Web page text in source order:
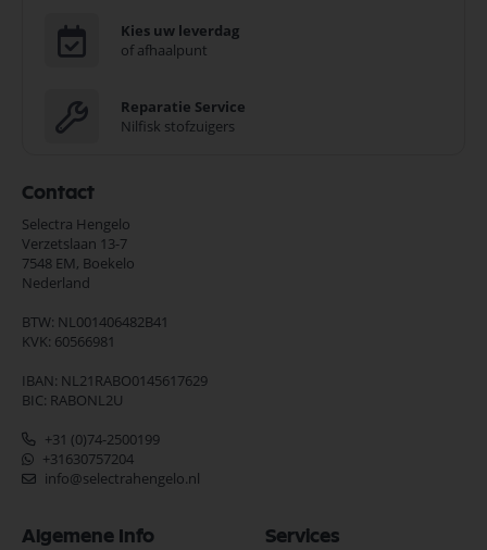
Kies uw leverdag
of afhaalpunt
Reparatie Service
Nilfisk stofzuigers
Contact
Selectra Hengelo
Verzetslaan 13-7
7548 EM, Boekelo
Nederland
BTW: NL001406482B41
KVK: 60566981
IBAN: NL21RABO0145617629
BIC: RABONL2U
+31 (0)74-2500199
+31630757204
info@selectrahengelo.nl
Algemene Info Services